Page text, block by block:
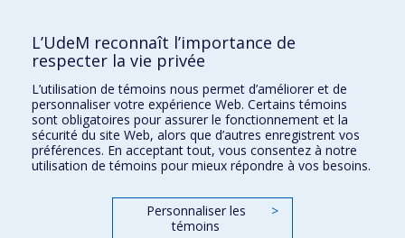
Faculté des sciences de l'éducation
Pavillon Marie-Victorin
90, avenue Vincent-d'Indy
Montréal (Québec) H2V 2S9
L’UdeM reconnaît l’importance de
respecter la vie privée
L’utilisation de témoins nous permet d’améliorer et de
personnaliser votre expérience Web. Certains témoins
sont obligatoires pour assurer le fonctionnement et la
sécurité du site Web, alors que d’autres enregistrent vos
préférences. En acceptant tout, vous consentez à notre
utilisation de témoins pour mieux répondre à vos besoins.
Personnaliser les
témoins
>